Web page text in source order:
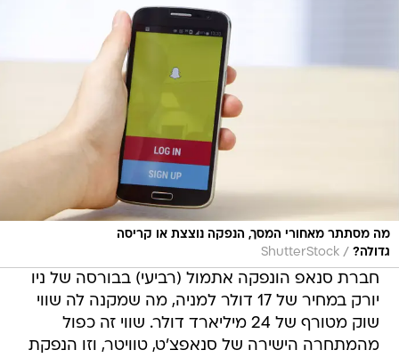
מה מסתתר מאחורי המסך, הנפקה נוצצת או קריסה
גדולה? /
ShutterStock
חברת סנאפ הונפקה אתמול (רביעי) בבורסה של ניו
יורק במחיר של 17 דולר למניה, מה שמקנה לה שווי
שוק מטורף של 24 מיליארד דולר. שווי זה כפול
מהמתחרה הישירה של סנאפצ'ט, טוויטר, וזו הנפקת